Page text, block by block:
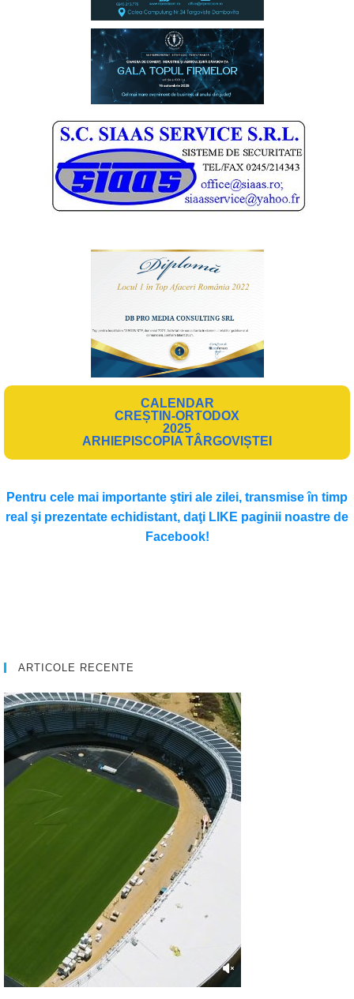
CALENDAR
CREȘTIN-ORTODOX
2025
ARHIEPISCOPIA TÂRGOVIȘTEI
Pentru cele mai importante ştiri ale zilei, transmise în timp
real şi prezentate echidistant, daţi LIKE paginii noastre de
Facebook!
ARTICOLE RECENTE